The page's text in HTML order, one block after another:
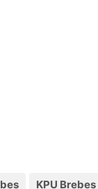
KPU Brebes